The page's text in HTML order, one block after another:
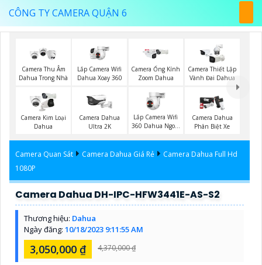
CÔNG TY CAMERA QUẬN 6
Camera Thu Âm
Dahua Trong Nhà
Lắp Camera Wifi
Dahua Xoay 360
Camera Ống Kính
Zoom Dahua
Camera Thiết Lập
Vành Đai Dahua
Camera Kim Loại
Dahua
Camera Dahua
Ultra 2K
Lắp Camera Wifi
360 Dahua Ngoài
Camera Dahua
Phân Biệt Xe
Camera Quan Sát Camera Dahua Giá Rẻ
Camera Dahua Full Hd
1080P
Camera Dahua DH-IPC-HFW3441E-AS-S2
Thương hiệu: Dahua
Ngày đăng: 10/18/2023 9:11:55 AM
3,050,000 ₫ 4,370,000 ₫